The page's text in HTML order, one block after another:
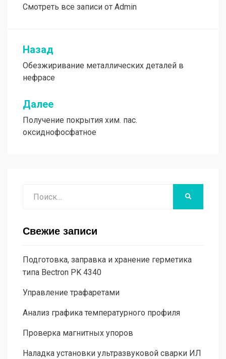
Смотреть все записи от Admin
Навигация
по
записям
Назад
Обезжиривание металлических деталей в
нефрасе
Далее
Получение покрытия хим. пас.
оксиднофосфатное
Свежие записи
Подготовка, заправка и хранение герметика
типа Bectron PK 4340
Управление трафаретами
Анализ графика температурного профиля
Проверка магнитных упоров
Наладка установки ультразвуковой сварки ИЛ